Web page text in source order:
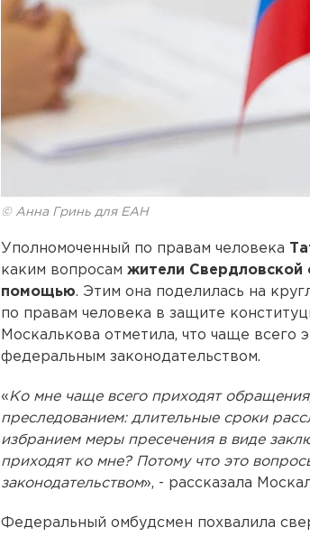
© Анна Гринь для ЕАН
Уполномоченный по правам человека
каким вопросам жители Свердловской
помощью. Этим она поделилась на
по правам человека в защите
Москалькова отметила, что чаще всего
федеральным законодательством.
«Ко мне чаще всего приходят
преследованием: длительные сроки
избранием меры пресечения в виде
приходят ко мне? Потому что это
законодательством», - рассказала
Федеральный омбудсмен похвалила